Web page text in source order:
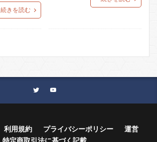
続きを読む
利用規約 プライバシーポリシー
運営